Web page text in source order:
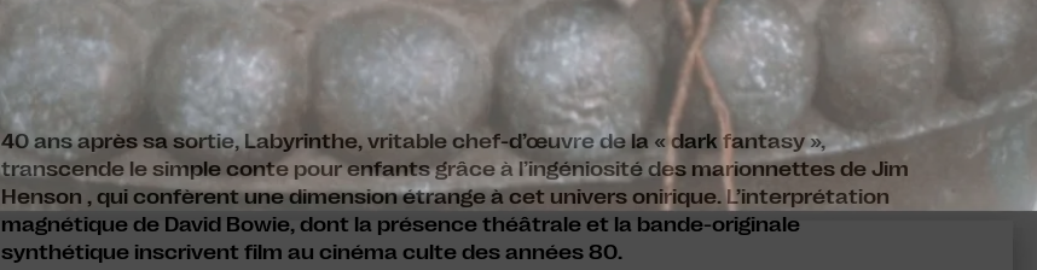
40 ans après sa sortie, Labyrinthe, vritable chef-d’œuvre de la « dark fantasy »,
transcende le simple conte pour enfants grâce à l’ingéniosité des marionnettes deJim
Henson, qui confèrent une dimension étrange à cet univers onirique. L’interprétation
magnétique de David Bowie, dont la présence théâtrale et la bande-originale
synthétique inscrivent film au cinéma culte des années 80.